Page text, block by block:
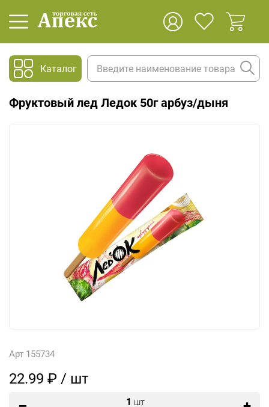
Каталог
Фруктовый лед Ледок 50г арбуз/дыня
Арт 155734
22.99 ₽ / шт
1 шт